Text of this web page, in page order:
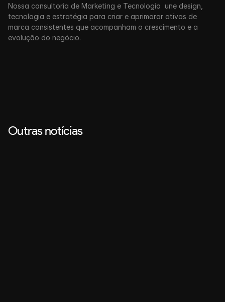
Nossa consultoria de Marketing e Tecnologia  une design,
tecnologia e estratégia para criar e aprimorar ativos de
marca consistentes que acompanham o crescimento e a
evolução do negócio.
Outras notícias